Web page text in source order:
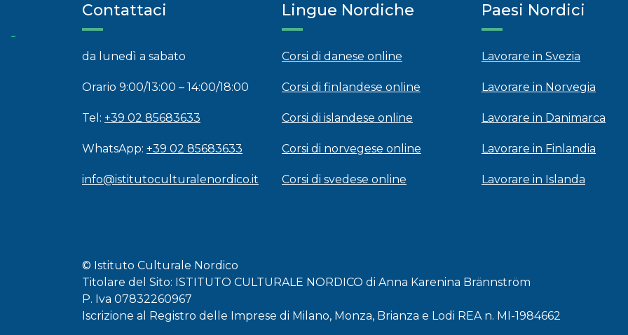
Contattaci
da lunedì a sabato
Orario 9:00/13:00 – 14:00/18:00
Tel: +39 02 85683633
WhatsApp: +39 02 85683633
info@istitutoculturalenordico.it
Lingue Nordiche
Corsi di danese online
Corsi di finlandese online
Corsi di islandese online
Corsi di norvegese online
Corsi di svedese online
Paesi Nordici
Lavorare in Svezia
Lavorare in Norvegia
Lavorare in Danimarca
Lavorare in Finlandia
Lavorare in Islanda
© Istituto Culturale Nordico
Titolare del Sito: ISTITUTO CULTURALE NORDICO di Anna Karenina Brännström
P. Iva 07832260967
Iscrizione al Registro delle Imprese di Milano, Monza, Brianza e Lodi REA n. MI-1984662